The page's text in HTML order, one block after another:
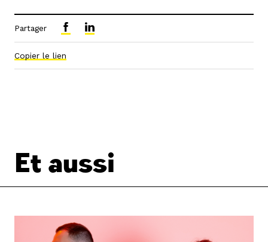
Partager
Copier le lien
Et aussi